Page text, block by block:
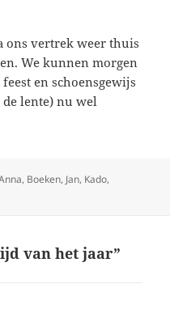
ons vertrek weer thuis
We kunnen morgen
en schoensgewijs
de lente) nu wel
, Boeken, Jan, Kado,
van het jaar”